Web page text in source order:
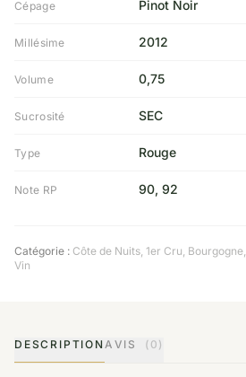
Cépage Pinot Noir
Millésime 2012
Volume 0,75
Sucrosité SEC
Type Rouge
Note RP 90, 92
Catégorie : Côte de Nuits, 1er Cru, Bourgogne,
Vin
DESCRIPTION AVIS (0)